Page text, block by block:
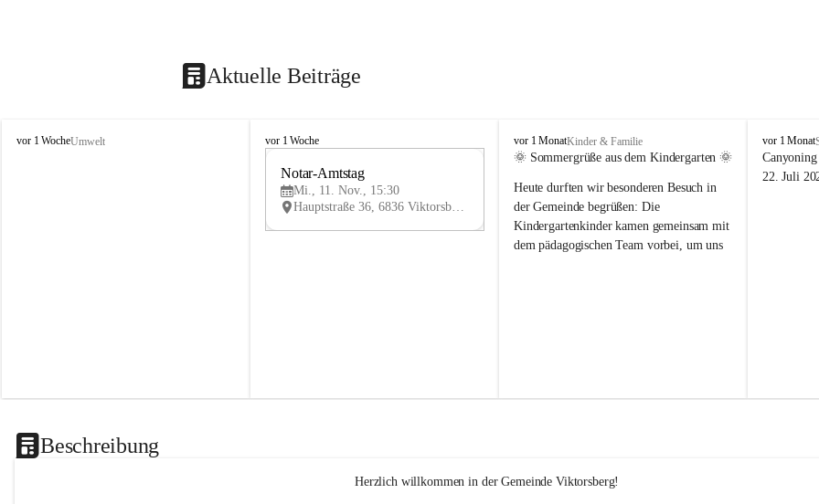
Aktuelle Beiträge
V
vor 1 WocheUmwelt
V
vor 1 Woche
V
Notar-Amtstag
Mi., 11. Nov., 15:30
Hauptstraße 36, 6836 Viktorsberg, AUT
V
i
t
o
r
s
vor 1 MonatKinder & Familie
🌞 Sommergrüße aus dem Kindergarten 🌞
Heute durften wir besonderen Besuch in
der Gemeinde begrüßen: Die
Kindergartenkinder kamen gemeinsam mit
dem pädagogischen Team vorbei, um uns
V
i
k
vor 1 Monat
22. Juli
Beschreibung
Herzlich willkommen in der Gemeinde Viktorsberg!